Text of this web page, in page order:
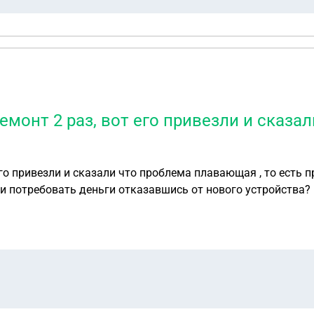
2 раз, вот его привезли и
привезли и сказали что проблема плавающая , то есть
деньги отказавшись от нового устройства?